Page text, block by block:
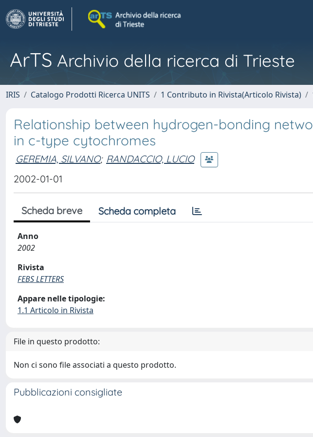
ArTS Archivio della ricerca di Trieste
IRIS Catalogo Prodotti Ricerca UNITS 1 Contributo in Rivista(Articolo Rivista)
Relationship between hydrogen-bonding
in c-type cytochromes
GEREMIA, SILVANO; RANDACCIO, LUCIO
2002-01-01
Scheda breve Scheda completa
Anno
2002
Rivista
FEBS LETTERS
Appare nelle tipologie:
1.1 Articolo in Rivista
File in questo prodotto:
Non ci sono file associati a questo prodotto.
Pubblicazioni consigliate